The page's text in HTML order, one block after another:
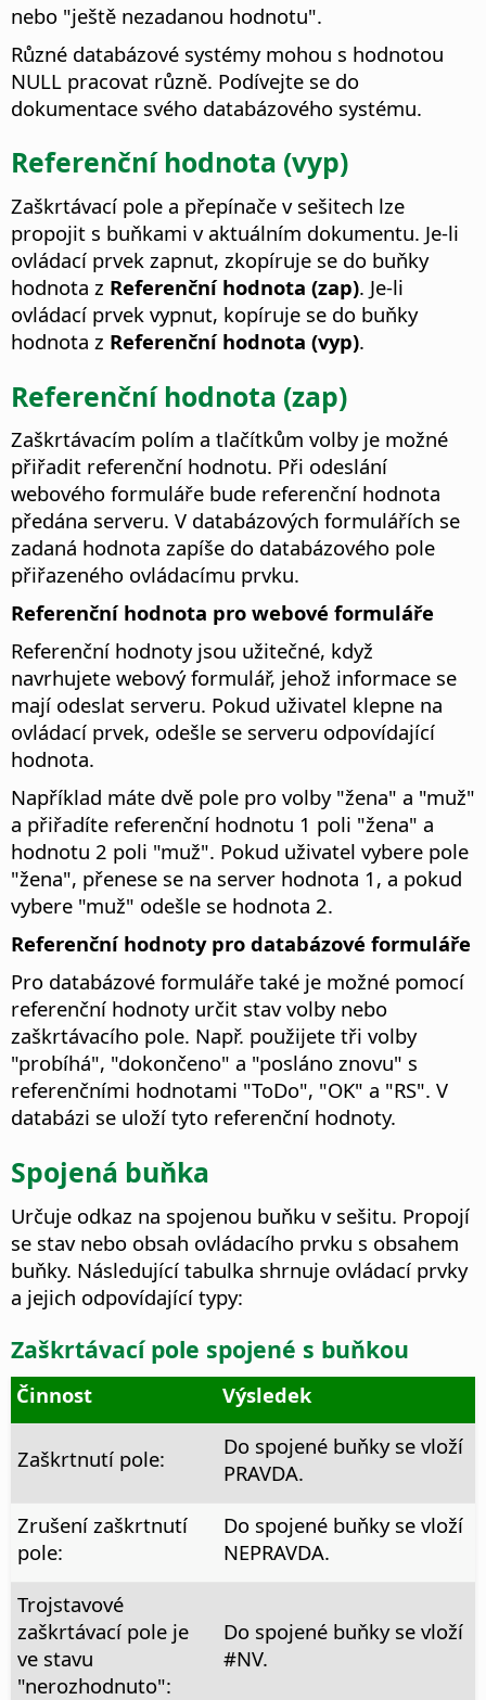
nebo "ještě nezadanou hodnotu".
Různé databázové systémy mohou s hodnotou
NULL pracovat různě. Podívejte se do
dokumentace svého databázového systému.
Referenční hodnota (vyp)
Zaškrtávací pole a přepínače v sešitech lze
propojit s buňkami v aktuálním dokumentu. Je-li
ovládací prvek zapnut, zkopíruje se do buňky
hodnota z Referenční hodnota (zap). Je-li
ovládací prvek vypnut, kopíruje se do buňky
hodnota z Referenční hodnota (vyp).
Referenční hodnota (zap)
Zaškrtávacím polím a tlačítkům volby je možné
přiřadit referenční hodnotu. Při odeslání
webového formuláře bude referenční hodnota
předána serveru. V databázových formulářích se
zadaná hodnota zapíše do databázového pole
přiřazeného ovládacímu prvku.
Referenční hodnota pro webové formuláře
Referenční hodnoty jsou užitečné, když
navrhujete webový formulář, jehož informace se
mají odeslat serveru. Pokud uživatel klepne na
ovládací prvek, odešle se serveru odpovídající
hodnota.
Například máte dvě pole pro volby "žena" a "muž"
a přiřadíte referenční hodnotu 1 poli "žena" a
hodnotu 2 poli "muž". Pokud uživatel vybere pole
"žena", přenese se na server hodnota 1, a pokud
vybere "muž" odešle se hodnota 2.
Referenční hodnoty pro databázové formuláře
Pro databázové formuláře také je možné pomocí
referenční hodnoty určit stav volby nebo
zaškrtávacího pole. Např. použijete tři volby
"probíhá", "dokončeno" a "posláno znovu" s
referenčními hodnotami "ToDo", "OK" a "RS". V
databázi se uloží tyto referenční hodnoty.
Spojená buňka
Určuje odkaz na spojenou buňku v sešitu. Propojí
se stav nebo obsah ovládacího prvku s obsahem
buňky. Následující tabulka shrnuje ovládací prvky
a jejich odpovídající typy:
Zaškrtávací pole spojené s buňkou
Činnost Výsledek
Zaškrtnutí pole:
Do spojené buňky se vloží
PRAVDA.
Zrušení zaškrtnutí
pole:
Do spojené buňky se vloží
NEPRAVDA.
Trojstavové
zaškrtávací pole je
ve stavu
"nerozhodnuto":
Do spojené buňky se vloží
#NV.